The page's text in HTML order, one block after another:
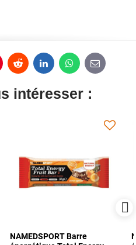
Reddit LinkedInWhatsApp
E-
mail
intéresser :
NAMEDSPORT Barre